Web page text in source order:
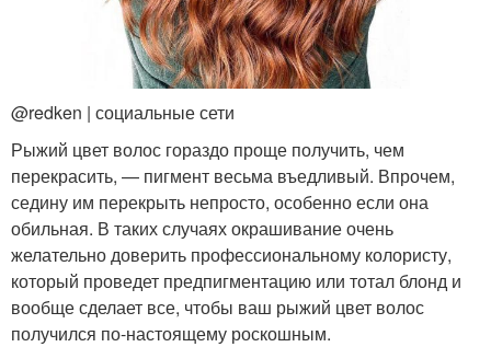
@redken | социальные сети
Рыжий цвет волос гораздо проще получить, чем
перекрасить, — пигмент весьма въедливый. Впрочем,
седину им перекрыть непросто, особенно если она
обильная. В таких случаях окрашивание очень
желательно доверить профессиональному колористу,
который проведет предпигментацию или тотал блонд и
вообще сделает все, чтобы ваш рыжий цвет волос
получился по-настоящему роскошным.